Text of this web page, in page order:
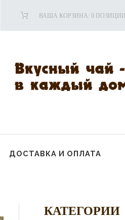
ВАША КОРЗИНА: 0 ПОЗИЦИИ
ДОСТАВКА И ОПЛАТА
КАТЕГОРИИ